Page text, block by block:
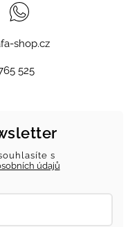
shop.cz
525
s
údajů